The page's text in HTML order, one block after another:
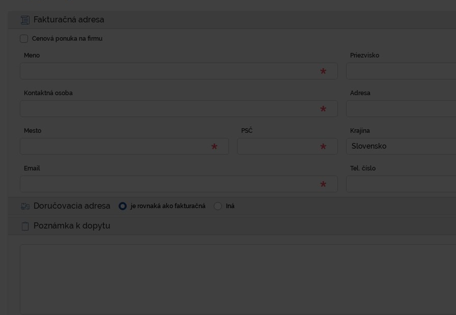
Fakturačná adresa
Cenová ponuka na firmu
Meno Priezvisko
Kontaktná osoba Adresa
Mesto PSČ Krajina
Slovensko
Email Tel. číslo
Doručovacia adresa je rovnaká ako fakturačná Iná
Poznámka k dopytu